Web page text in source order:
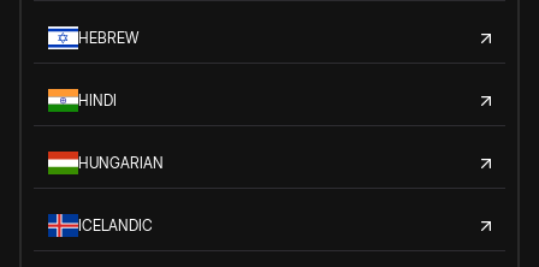
HEBREW
HINDI
HUNGARIAN
ICELANDIC